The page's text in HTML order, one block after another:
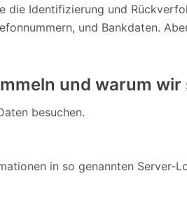
die Identifizierung und
und Bankdaten.
und warum wir
besuchen.
in so genannten Server-